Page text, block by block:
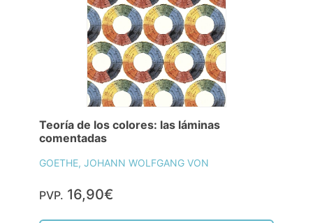
Teoría de los colores: las láminas
comentadas
GOETHE, JOHANN WOLFGANG VON
PVP. 16,90€